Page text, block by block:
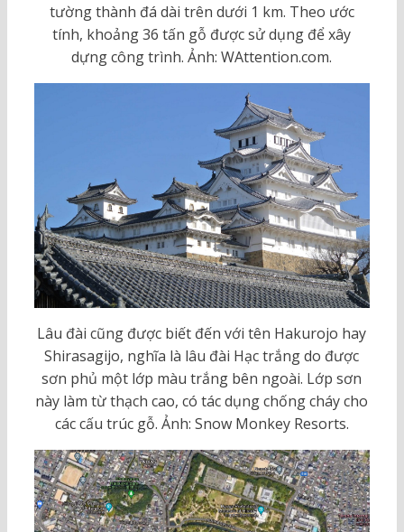
tường thành đá dài trên dưới 1 km. Theo ước
tính, khoảng 36 tấn gỗ được sử dụng để xây
dựng công trình. Ảnh: WAttention.com.
Lâu đài cũng được biết đến với tên Hakurojo hay
Shirasagijo, nghĩa là lâu đài Hạc trắng do được
sơn phủ một lớp màu trắng bên ngoài. Lớp sơn
này làm từ thạch cao, có tác dụng chống cháy cho
các cấu trúc gỗ. Ảnh: Snow Monkey Resorts.